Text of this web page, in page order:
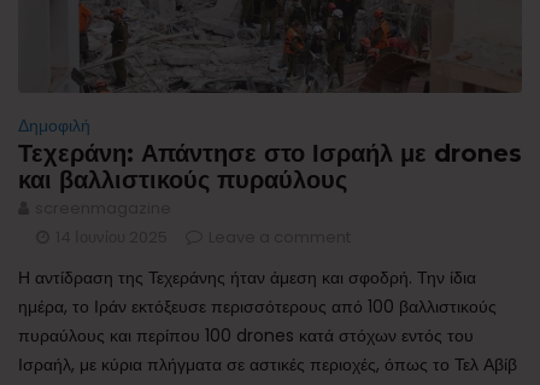
Δημοφιλή
Τεχεράνη: Απάντησε στο Ισραήλ με drones
και βαλλιστικούς πυραύλους
Η αντίδραση της Τεχεράνης ήταν άμεση και σφοδρή. Την ίδια
ημέρα, το Ιράν εκτόξευσε περισσότερους από 100 βαλλιστικούς
πυραύλους και περίπου 100 drones κατά στόχων εντός του
Ισραήλ, με κύρια πλήγματα σε αστικές περιοχές, όπως το Τελ Αβίβ